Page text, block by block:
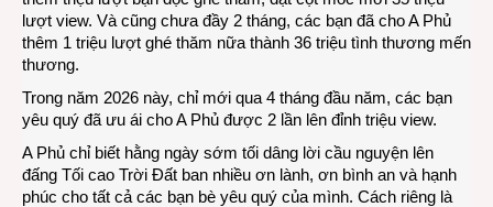
lượt view. Và cũng chưa đầy 2 tháng, các bạn đã cho A Phủ
thêm 1 triệu lượt ghé thăm nữa thành 36 triệu tình thương mến
thương.
Trong năm 2026 này, chỉ mới qua 4 tháng đầu năm, các bạn
yêu quý đã ưu ái cho A Phủ được 2 lần lên đỉnh triệu view.
A Phủ chỉ biết hằng ngày sớm tối dâng lời cầu nguyện lên
đấng Tối cao Trời Đất ban nhiều ơn lành, ơn bình an và hạnh
phúc cho tất cả các bạn bè yêu quý của mình. Cách riêng là